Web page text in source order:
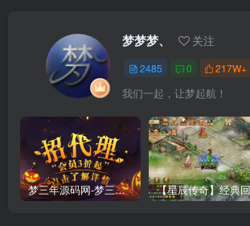
梦梦梦、 关注
2485 0 217W+
我们一起，让梦起航！
梦三年源码网-梦三年ym会员代理详情